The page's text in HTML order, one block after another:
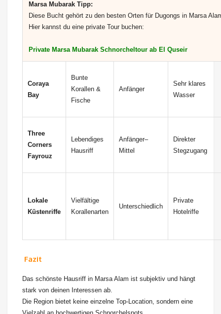
Marsa Mubarak Tipp:
Diese Bucht gehört zu den besten Orten für Dugongs in Marsa
Hier kannst du eine private Tour buchen:
Private Marsa Mubarak Schnorcheltour ab El Quseir
Coraya
Bay
Bunte
Korallen &
Fische
Anfänger
Sehr klares
Wasser
Three
Corners
Fayrouz
Lebendiges
Hausriff
Anfänger–
Mittel
Direkter
Stegzugang
Lokale
Küstenriffe
Vielfältige
Korallenarten
Unterschiedlich
Private
Hotelriffe
Fazit
Das schönste Hausriff in Marsa Alam ist subjektiv und hängt
stark von deinen Interessen ab.
Die Region bietet keine einzelne Top-Location, sondern eine